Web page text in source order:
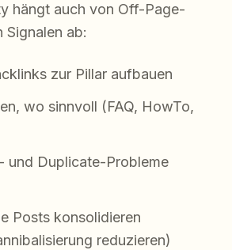
hängt auch von Off-Page-
Signalen ab:
zur Pillar aufbauen
wo sinnvoll (FAQ, HowTo,
und Duplicate-Probleme
Posts konsolidieren
reduzieren)